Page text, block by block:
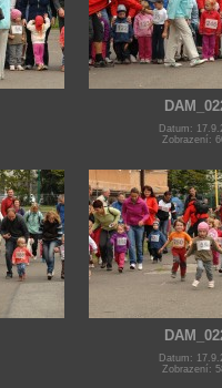
Datum:
Zobrazení:
Datum:
Zobrazení: